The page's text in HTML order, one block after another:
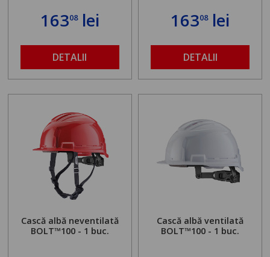
16308lei
DETALII
16308lei
DETALII
Cască albă neventilată
BOLT™100 - 1 buc.
Cască albă ventilată
BOLT™100 - 1 buc.